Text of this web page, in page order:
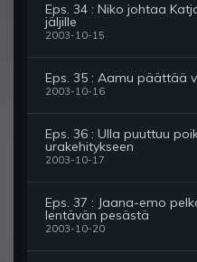
Eps. 34 : Niko johtaa
jäljille
2003-10-15
Eps. 35 : Aamu päättää
2003-10-16
Eps. 36 : Ulla puuttuu
urakehitykseen
2003-10-17
Eps. 37 : Jaana-emo
lentävän pesästä
2003-10-20